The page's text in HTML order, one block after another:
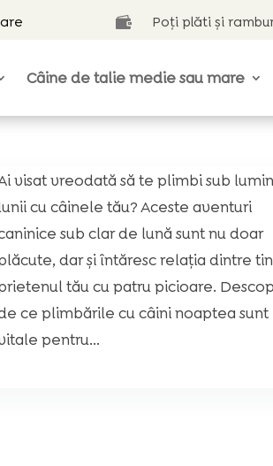
 Poți plăti și
Câine de talie medie sau mare
visat vreodată să te plimbi sub
cu câinele tău? Aceste aventuri
sub clar de lună sunt nu doar
dar și întăresc relația dintre
tău cu patru picioare.
ce plimbările cu câini noaptea sunt
pentru...